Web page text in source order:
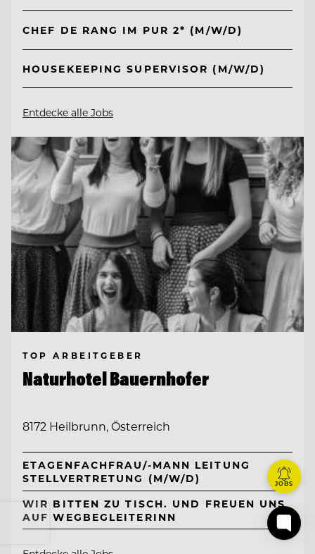
CHEF DE RANG IM PUR 2* (M/W/D)
HOUSEKEEPING SUPERVISOR (M/W/D)
Entdecke alle Jobs
TOP ARBEITGEBER
Naturhotel Bauernhofer
8172 Heilbrunn, Österreich
ETAGENFACHFRAU/-MANN LEITUNG
STELLVERTRETUNG (M/W/D)
WIR BITTEN ZU TISCH. UND FREUEN UNS
AUF WEGBEGLEITERINN
JOBS